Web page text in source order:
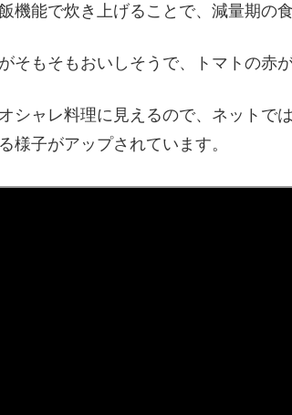
機能で炊き上げることで、減量期の
そもそもおいしそうで、トマトの赤
シャレ料理に見えるので、ネットで
様子がアップされています。